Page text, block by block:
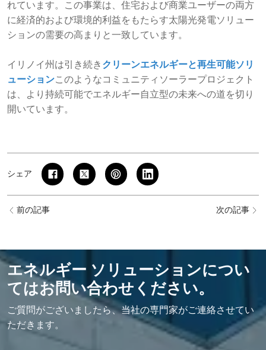
れています。この事業は、住宅および商業ユーザーの両方
に経済的および環境的利益をもたらす太陽光発電ソリュー
ションの需要の高まりと一致しています。
イリノイ州は引き続き クリーンエネルギーと再生可能ソリ
ューションこのようなコミュニティソーラープロジェクト
は、より持続可能でエネルギー自立型の未来への道を切り
開いています。
シェア
前の記事 次の記事
エネルギー ソリューションについ
てはお問い合わせください。
ご質問がございましたら、当社の専門家がご連絡させてい
ただきます。